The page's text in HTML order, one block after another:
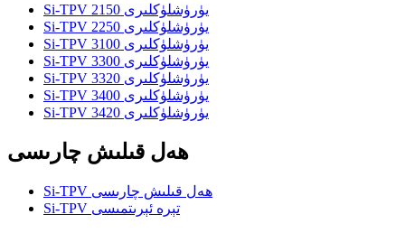
Si-TPV 2150 يۈرۈشلۈكلىرى
Si-TPV 2250 يۈرۈشلۈكلىرى
Si-TPV 3100 يۈرۈشلۈكلىرى
Si-TPV 3300 يۈرۈشلۈكلىرى
Si-TPV 3320 يۈرۈشلۈكلىرى
Si-TPV 3400 يۈرۈشلۈكلىرى
Si-TPV 3420 يۈرۈشلۈكلىرى
ھەل قىلىش چارىسى
Si-TPV ھەل قىلىش چارىسى
Si-TPV تېرە ئېرىتمىسى